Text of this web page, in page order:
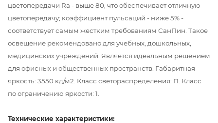
цветопередачи Ra - выше 80, что обеспечивает отличную
цветопередачу; коэффициент пульсаций - ниже 5% -
соответствует самым жестким требованиям СанПин. Такое
освещение рекомендовано для учебных, дошкольных,
медицинских учреждений. Является идеальным решением
для офисных и общественных пространств. Габаритная
яркость: 3550 кд/м2. Класс светораспределения: П. Класс
по ограничению яркости: 1.
Технические характеристики: